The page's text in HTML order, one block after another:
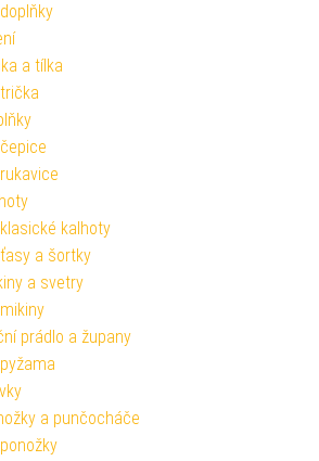
a tílka
kalhoty
a šortky
a svetry
prádlo a župany
a punčocháče